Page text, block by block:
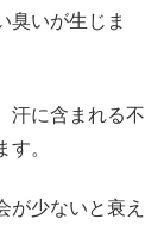
臭いが生じま
汗に含まれる不
。
が少ないと衰え